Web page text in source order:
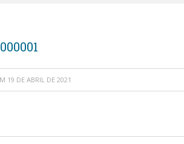
19 DE ABRIL DE 2021